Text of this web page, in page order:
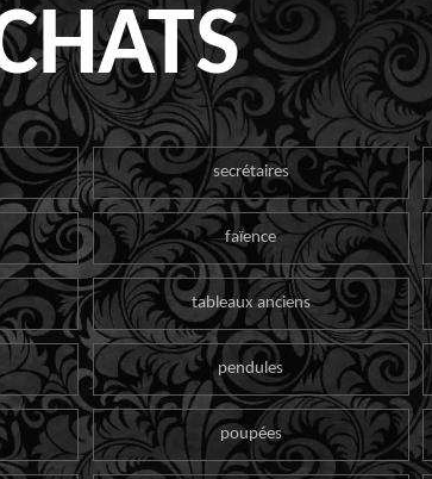
secrétaires
faïence
tableaux anciens
pendules
poupées